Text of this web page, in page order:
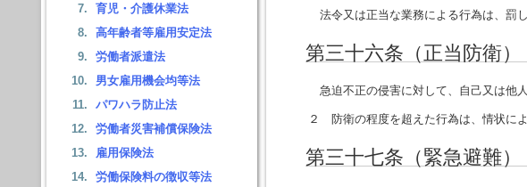
育児・介護休業法
高年齢者等雇用安定法
労働者派遣法
男女雇用機会均等法
パワハラ防止法
労働者災害補償保険法
雇用保険法
労働保険料の徴収等法
法令又は正当な業務による行為は、罰し
第三十六条（正当防衛）
急迫不正の侵害に対して、自己又は他
２ 防衛の程度を超えた行為は、情状に
第三十七条（緊急避難）